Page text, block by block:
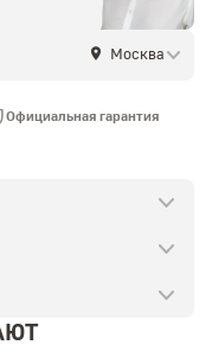
Москва
Официальная гарантия